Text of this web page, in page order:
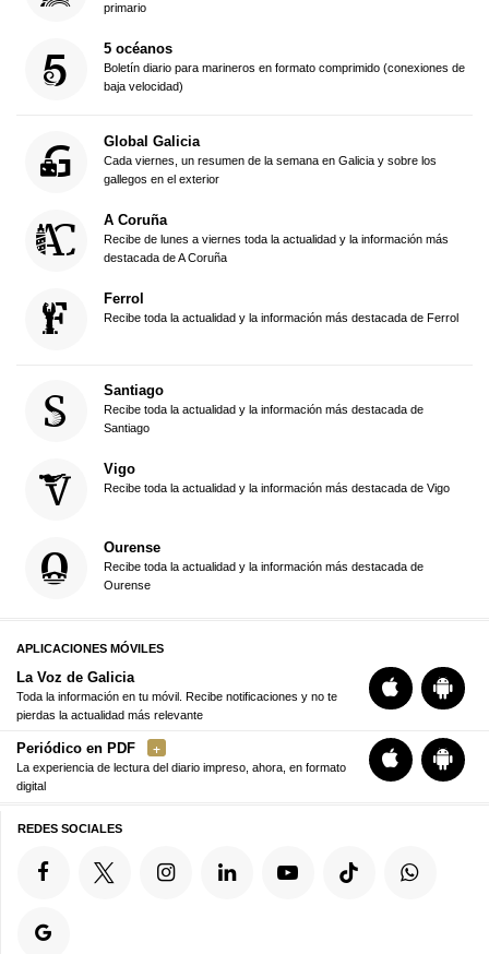
primario
5 océanos
Boletín diario para marineros en formato comprimido (conexiones de
baja velocidad)
Global Galicia
Cada viernes, un resumen de la semana en Galicia y sobre los
gallegos en el exterior
A Coruña
Recibe de lunes a viernes toda la actualidad y la información más
destacada de A Coruña
Ferrol
Recibe toda la actualidad y la información más destacada de Ferrol
Santiago
Recibe toda la actualidad y la información más destacada de
Santiago
Vigo
Recibe toda la actualidad y la información más destacada de Vigo
Ourense
Recibe toda la actualidad y la información más destacada de
Ourense
APLICACIONES MÓVILES
La Voz de Galicia
Toda la información en tu móvil. Recibe notificaciones y no te
pierdas la actualidad más relevante
Periódico en PDF
La experiencia de lectura del diario impreso, ahora, en formato
digital
REDES SOCIALES